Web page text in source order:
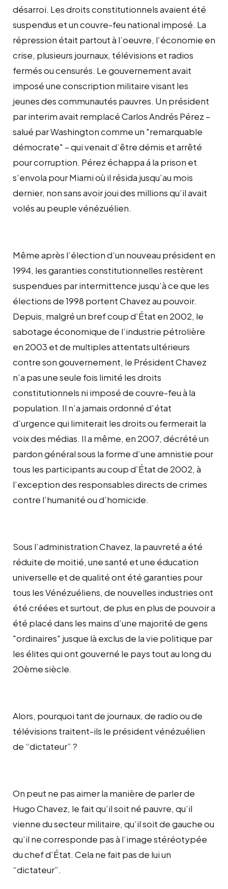
désarroi. Les droits constitutionnels avaient été
suspendus et un couvre-feu national imposé. La
répression était partout à l’oeuvre, l’économie en
crise, plusieurs journaux, télévisions et radios
fermés ou censurés. Le gouvernement avait
imposé une conscription militaire visant les
jeunes des communautés pauvres. Un président
par interim avait remplacé Carlos Andrés Pérez –
salué par Washington comme un "remarquable
démocrate" – qui venait d’être démis et arrêté
pour corruption. Pérez échappa á la prison et
s’envola pour Miami où il résida jusqu’au mois
dernier, non sans avoir joui des millions qu’il avait
volés au peuple vénézuélien.
Même après l’élection d’un nouveau président en
1994, les garanties constitutionnelles restèrent
suspendues par intermittence jusqu’à ce que les
élections de 1998 portent Chavez au pouvoir.
Depuis, malgré un bref coup d’État en 2002, le
sabotage économique de l’industrie pétrolière
en 2003 et de multiples attentats ultérieurs
contre son gouvernement, le Président Chavez
n’a pas une seule fois limité les droits
constitutionnels ni imposé de couvre-feu à la
population. Il n’a jamais ordonné d’état
d’urgence qui limiterait les droits ou fermerait la
voix des médias. Il a même, en 2007, décrété un
pardon général sous la forme d’une amnistie pour
tous les participants au coup d’État de 2002, à
l’exception des responsables directs de crimes
contre l’humanité ou d’homicide.
Sous l’administration Chavez, la pauvreté a été
réduite de moitié, une santé et une éducation
universelle et de qualité ont été garanties pour
tous les Vénézuéliens, de nouvelles industries ont
été créées et surtout, de plus en plus de pouvoir a
été placé dans les mains d’une majorité de gens
"ordinaires" jusque là exclus de la vie politique par
les élites qui ont gouverné le pays tout au long du
20ème siècle.
Alors, pourquoi tant de journaux, de radio ou de
télévisions traitent-ils le président vénézuélien
de “dictateur” ?
On peut ne pas aimer la manière de parler de
Hugo Chavez, le fait qu’il soit né pauvre, qu’il
vienne du secteur militaire, qu’il soit de gauche ou
qu’il ne corresponde pas à l’image stéréotypée
du chef d’État. Cela ne fait pas de lui un
“dictateur”.